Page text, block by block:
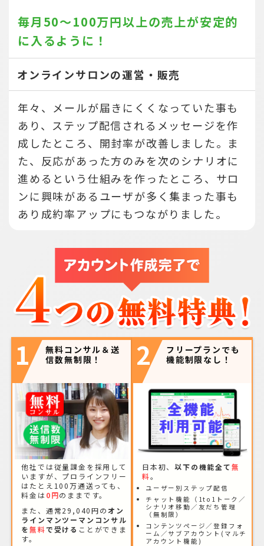
毎月50～100万円以上の売上が安定的
に入るように！
オンラインサロンの運営・販売
年々、メールが届きにくくなっていた事も
あり、ステップ配信されるメッセージを作
成したところ、開封率が改善しました。ま
た、反応があった方のみを次のシナリオに
進めるという仕組みを作ったところ、サロ
ンに興味があるユーザが多く集まった事も
あり成約率アップにもつながりました。
1
無料コンサル＆送
信数無制限！
他社では従量課金を採用して
いますが、プロラインフリー
はたとえ100万通送っても、
料金は 0円のままです。
また、通常29,040円のオン
ラインマンツーマンコンサル
を無料で受ける ことができま
す。
2
フリープランでも
機能制限なし！
日本初、以下の機能全て無
料。
ユーザー別ステップ配信
チャット機能（1to1トーク／
シナリオ移動／友だち管理
（無制限）
コンテンツページ／登録フォ
ーム／サブアカウント(マルチ
アカウント機能)